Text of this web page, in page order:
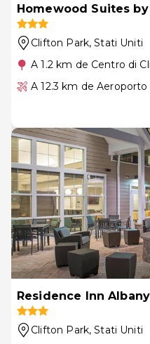
Homewood Suites
Clifton Park, Stati Uniti
A 1.2 km de Centro di
A 12.3 km de
Residence Inn
Clifton Park, Stati Uniti